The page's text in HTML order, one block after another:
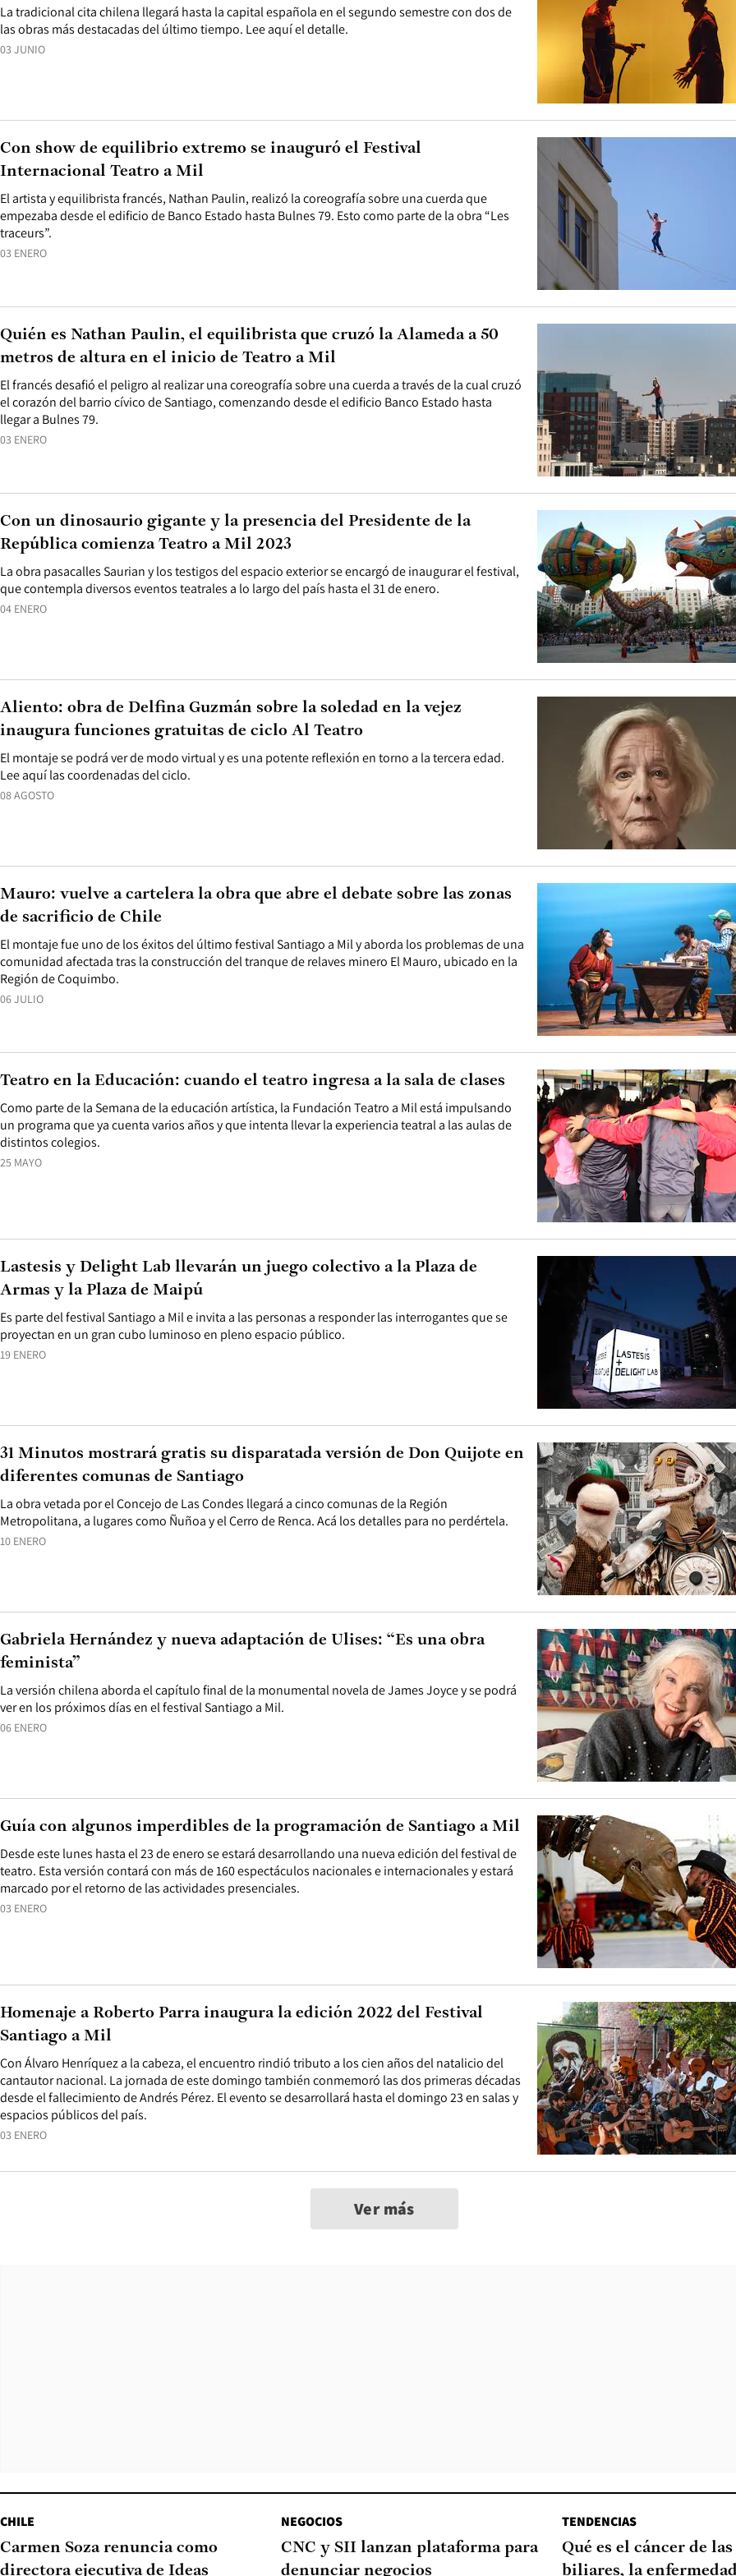
03 JUNIO
La tradicional cita chilena llegará hasta la capital española en el segundo semestre con dos de
las obras más destacadas del último tiempo. Lee aquí el detalle.
03 ENERO
El artista y equilibrista francés, Nathan Paulin, realizó la coreografía sobre una cuerda que
empezaba desde el edificio de Banco Estado hasta Bulnes 79. Esto como parte de la obra “Les
traceurs”.
Con show de equilibrio extremo se inauguró el Festival
Internacional Teatro a Mil
03 ENERO
El francés desafió el peligro al realizar una coreografía sobre una cuerda a través de la cual cruzó
el corazón del barrio cívico de Santiago, comenzando desde el edificio Banco Estado hasta
llegar a Bulnes 79.
Quién es Nathan Paulin, el equilibrista que cruzó la Alameda a 50
metros de altura en el inicio de Teatro a Mil
04 ENERO
La obra pasacalles Saurian y los testigos del espacio exterior se encargó de inaugurar el festival,
que contempla diversos eventos teatrales a lo largo del país hasta el 31 de enero.
Con un dinosaurio gigante y la presencia del Presidente de la
República comienza Teatro a Mil 2023
08 AGOSTO
El montaje se podrá ver de modo virtual y es una potente reflexión en torno a la tercera edad.
Lee aquí las coordenadas del ciclo.
Aliento: obra de Delfina Guzmán sobre la soledad en la vejez
inaugura funciones gratuitas de ciclo Al Teatro
06 JULIO
El montaje fue uno de los éxitos del último festival Santiago a Mil y aborda los problemas de una
comunidad afectada tras la construcción del tranque de relaves minero El Mauro, ubicado en la
Región de Coquimbo.
Mauro: vuelve a cartelera la obra que abre el debate sobre las zonas
de sacrificio de Chile
25 MAYO
Como parte de la Semana de la educación artística, la Fundación Teatro a Mil está impulsando
un programa que ya cuenta varios años y que intenta llevar la experiencia teatral a las aulas de
distintos colegios.
Teatro en la Educación: cuando el teatro ingresa a la sala de clases
19 ENERO
Es parte del festival Santiago a Mil e invita a las personas a responder las interrogantes que se
proyectan en un gran cubo luminoso en pleno espacio público.
Lastesis y Delight Lab llevarán un juego colectivo a la Plaza de
Armas y la Plaza de Maipú
10 ENERO
La obra vetada por el Concejo de Las Condes llegará a cinco comunas de la Región
Metropolitana, a lugares como Ñuñoa y el Cerro de Renca. Acá los detalles para no perdértela.
31 Minutos mostrará gratis su disparatada versión de Don Quijote en
diferentes comunas de Santiago
06 ENERO
La versión chilena aborda el capítulo final de la monumental novela de James Joyce y se podrá
ver en los próximos días en el festival Santiago a Mil.
Gabriela Hernández y nueva adaptación de Ulises: “Es una obra
feminista”
03 ENERO
Desde este lunes hasta el 23 de enero se estará desarrollando una nueva edición del festival de
teatro. Esta versión contará con más de 160 espectáculos nacionales e internacionales y estará
marcado por el retorno de las actividades presenciales.
Guía con algunos imperdibles de la programación de Santiago a Mil
03 ENERO
Con Álvaro Henríquez a la cabeza, el encuentro rindió tributo a los cien años del natalicio del
cantautor nacional. La jornada de este domingo también conmemoró las dos primeras décadas
desde el fallecimiento de Andrés Pérez. El evento se desarrollará hasta el domingo 23 en salas y
espacios públicos del país.
Homenaje a Roberto Parra inaugura la edición 2022 del Festival
Santiago a Mil
Ver más
CHILE
Carmen Soza renuncia como
directora ejecutiva de Ideas
NEGOCIOS
CNC y SII lanzan plataforma para
denunciar negocios
TENDENCIAS
Qué es el cáncer de
biliares, la